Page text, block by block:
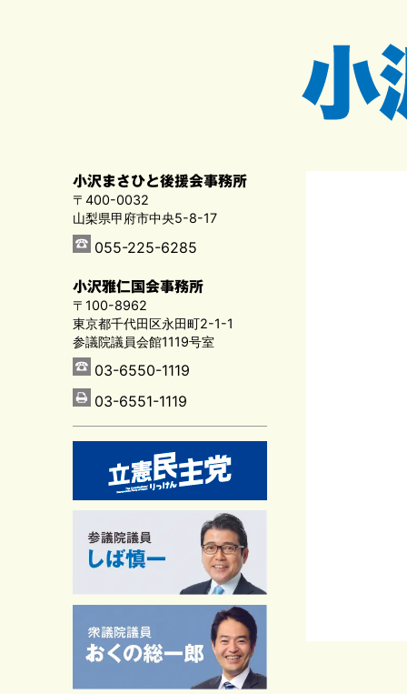
小沢まさひと後援会事務所
〒400-0032
山梨県甲府市中央5-8-17
055-225-6285
小沢雅仁国会事務所
〒100-8962
東京都千代田区永田町2-1-1
参議院議員会館1119号室
03-6550-1119
03-6551-1119